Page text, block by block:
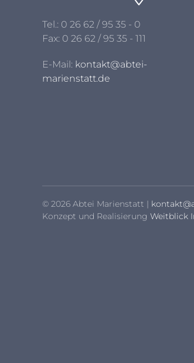
Tel.: 0 26 62 / 95 35 - 0
Fax: 0 26 62 / 95 35 - 111
E-Mail: kontakt@abtei-
marienstatt.de
© 2026 Abtei Marienstatt |
Konzept und Realisierung Weitblick